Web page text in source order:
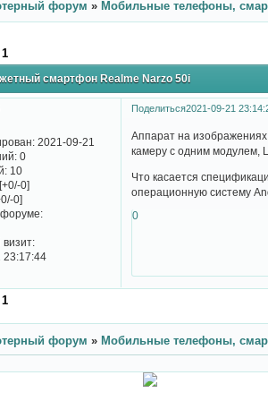
форум » Мобильные телефоны,
смартфон Realme Narzo 50i
1
Поделиться2021-09-21
: 2021-09-21
0
10
[+0/-0]
0]
23:17:44
Аппарат на
камеру с одним модулем,
Что касается
операционную систему
0
1
форум » Мобильные телефоны,